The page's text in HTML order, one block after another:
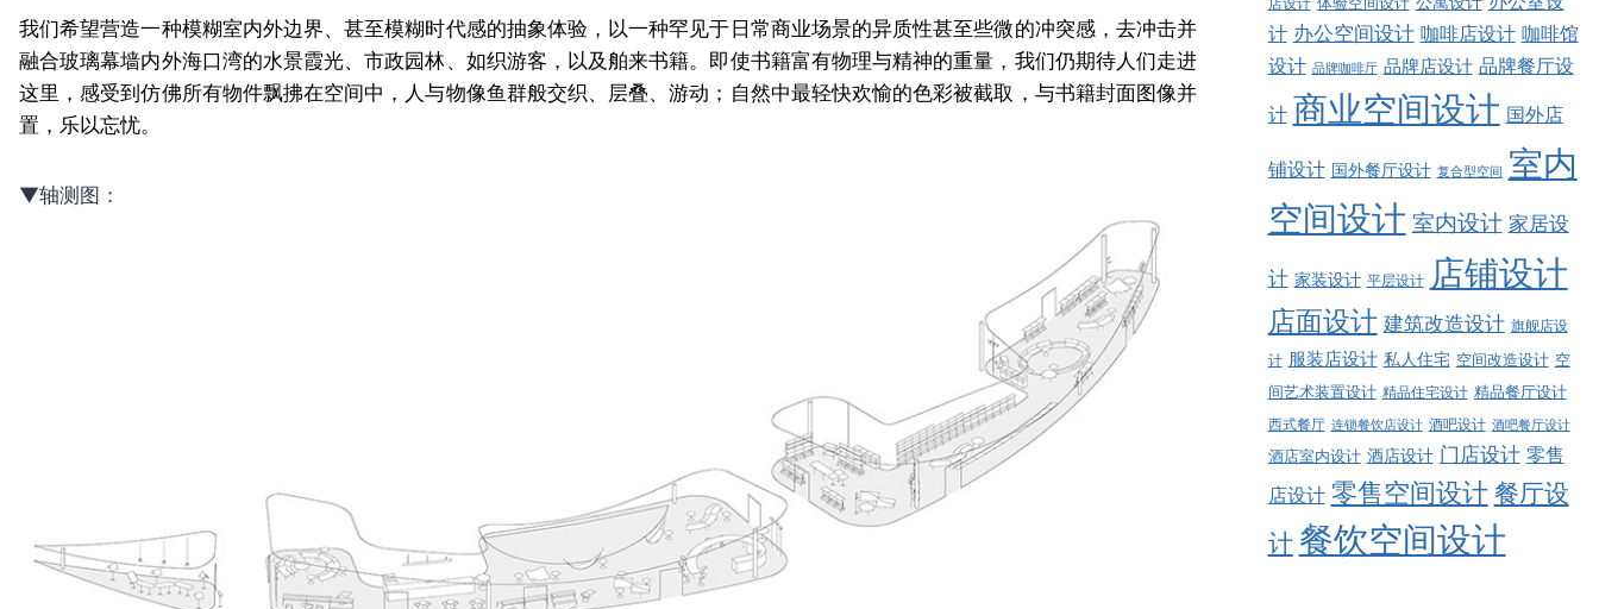
我们希望营造一种模糊室内外边界、甚至模糊时代感的抽象体验，以一种罕见于日常商业场景的异质性甚至些微的冲突感，去冲击并
融合玻璃幕墙内外海口湾的水景霞光、市政园林、如织游客，以及舶来书籍。即使书籍富有物理与精神的重量，我们仍期待人们走进
这里，感受到仿佛所有物件飘拂在空间中，人与物像鱼群般交织、层叠、游动；自然中最轻快欢愉的色彩被截取，与书籍封面图像并
置，乐以忘忧。
▼轴测图：
计 办公空间设计 咖啡店设计 咖啡馆
设计 品牌咖啡厅 品牌店设计 品牌餐厅设
计 商业空间设计 国外店
铺设计 国外餐厅设计 复合型空间
室内
空间设计 室内设计 家居设
计 家装设计 平层设计 店铺设计
店面设计 建筑改造设计 旗舰店设
计 服装店设计 私人住宅 空间改造设计 空
间艺术装置设计 精品住宅设计 精品餐厅设计
西式餐厅 连锁餐饮店设计 酒吧设计 酒吧餐厅设计
酒店室内设计 酒店设计 门店设计 零售
店设计 零售空间设计 餐厅设
计 餐饮空间设计